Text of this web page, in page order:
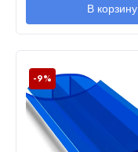
В корзину
-9%